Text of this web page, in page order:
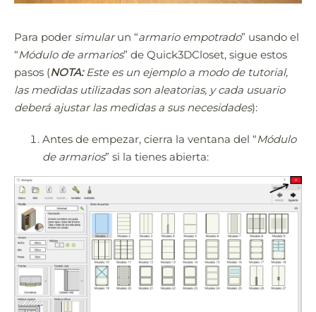
Para poder simularun “armario empotrado” usando el
“Módulo de armarios” de Quick3DCloset, sigue estos
pasos (NOTA:Este es un ejemplo a modo de tutorial,
las medidas utilizadas son aleatorias, y cada usuario
deberá ajustar las medidas a sus necesidades):
Antes de empezar, cierra la ventana del “Módulo
de armarios” si la tienes abierta: